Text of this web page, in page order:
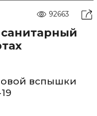
92663
вспышки